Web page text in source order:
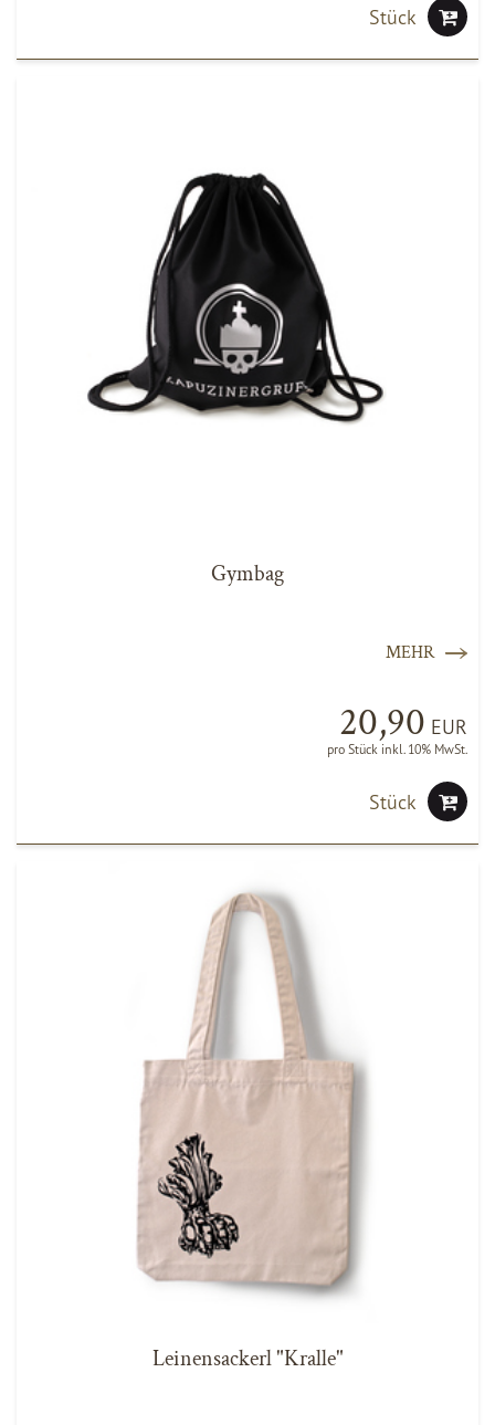
Stück
Gymbag
MEHR
20,90 EUR
pro Stück inkl. 10% MwSt.
Stück
Leinensackerl "Kralle"